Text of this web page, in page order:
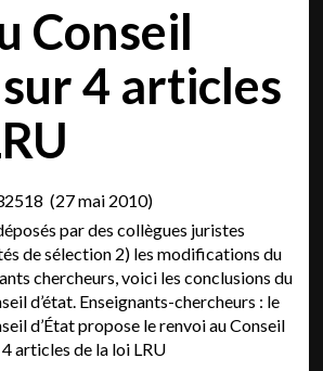
Conseil
sur 4 articles
(27 mai 2010)
par des collègues juristes
de sélection 2) les modifications du
chercheurs, voici les conclusions du
d’état. Enseignants-chercheurs : le
d’État propose le renvoi au Conseil
articles de la loi LRU